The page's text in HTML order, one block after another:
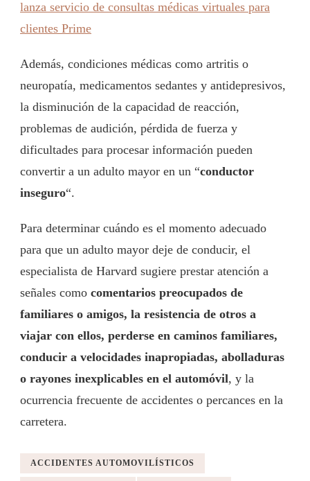
lanza servicio de consultas médicas virtuales para
clientes Prime
Además, condiciones médicas como artritis o
neuropatía, medicamentos sedantes y antidepresivos,
la disminución de la capacidad de reacción,
problemas de audición, pérdida de fuerza y
dificultades para procesar información pueden
convertir a un adulto mayor en un “conductor
inseguro“.
Para determinar cuándo es el momento adecuado
para que un adulto mayor deje de conducir, el
especialista de Harvard sugiere prestar atención a
señales como comentarios preocupados de
familiares o amigos, la resistencia de otros a
viajar con ellos, perderse en caminos familiares,
conducir a velocidades inapropiadas, abolladuras
o rayones inexplicables en el automóvil, y la
ocurrencia frecuente de accidentes o percances en la
carretera.
ACCIDENTES AUTOMOVILÍSTICOS